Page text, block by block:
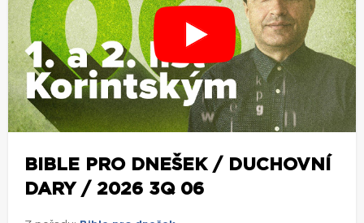
BIBLE PRO DNEŠEK / DUCHOVNÍ
DARY / 2026 3Q 06